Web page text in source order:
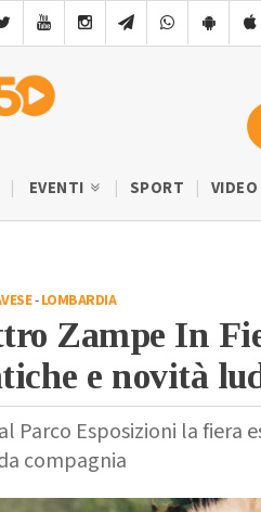
EVENTI SPORT VIDEO
-LOMBARDIA
Zampe In
e novità
Parco Esposizioni la fiera
compagnia